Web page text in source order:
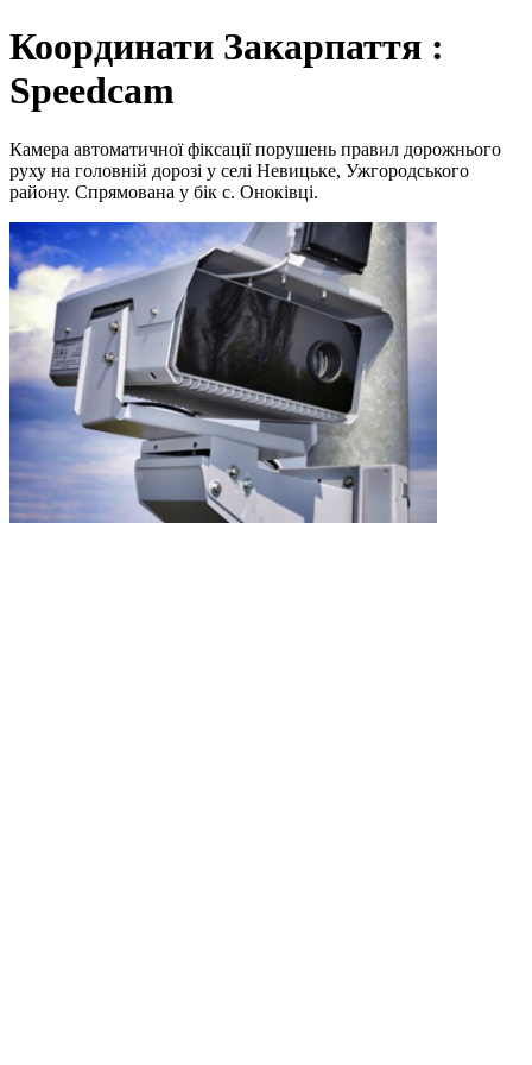
Координати Закарпаття :
Speedcam
Камера автоматичної фіксації порушень правил дорожнього
руху на головній дорозі у селі Невицьке, Ужгородського
району. Спрямована у бік с. Оноківці.